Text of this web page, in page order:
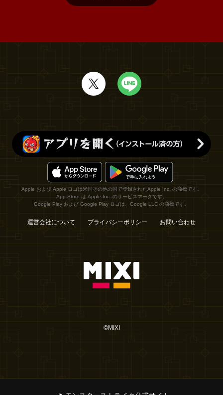
Apple および Apple ロゴは米国その他の国で登録されたApple Inc. の商標です。
App Store は Apple Inc. のサービスマークです。
Google Play および Google Play ロゴは、Google LLC の商標です。
運営会社について プライバシーポリシー お問い合わせ
©MIXI